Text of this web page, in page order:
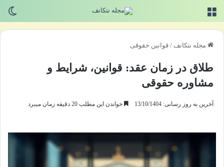
مجله نتکانف / قوانین حقوقی
طلاق در زمان عقد: قوانین، شرایط و
مشاوره حقوقی
آخرین به روز رسانی: 13/10/1404 خواندن این مطلب 20 دقیقه زمان میبرد